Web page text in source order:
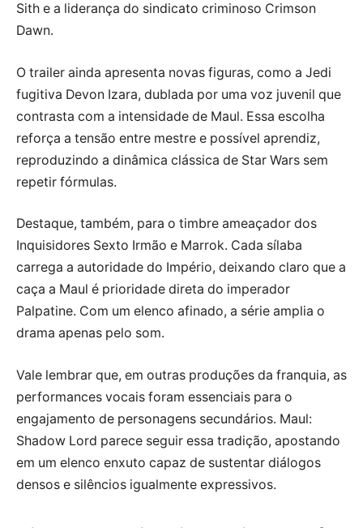
Sith e a liderança do sindicato criminoso Crimson
Dawn.
O trailer ainda apresenta novas figuras, como a Jedi
fugitiva Devon Izara, dublada por uma voz juvenil que
contrasta com a intensidade de Maul. Essa escolha
reforça a tensão entre mestre e possível aprendiz,
reproduzindo a dinâmica clássica de Star Wars sem
repetir fórmulas.
Destaque, também, para o timbre ameaçador dos
Inquisidores Sexto Irmão e Marrok. Cada sílaba
carrega a autoridade do Império, deixando claro que a
caça a Maul é prioridade direta do imperador
Palpatine. Com um elenco afinado, a série amplia o
drama apenas pelo som.
Vale lembrar que, em outras produções da franquia, as
performances vocais foram essenciais para o
engajamento de personagens secundários. Maul:
Shadow Lord parece seguir essa tradição, apostando
em um elenco enxuto capaz de sustentar diálogos
densos e silêncios igualmente expressivos.